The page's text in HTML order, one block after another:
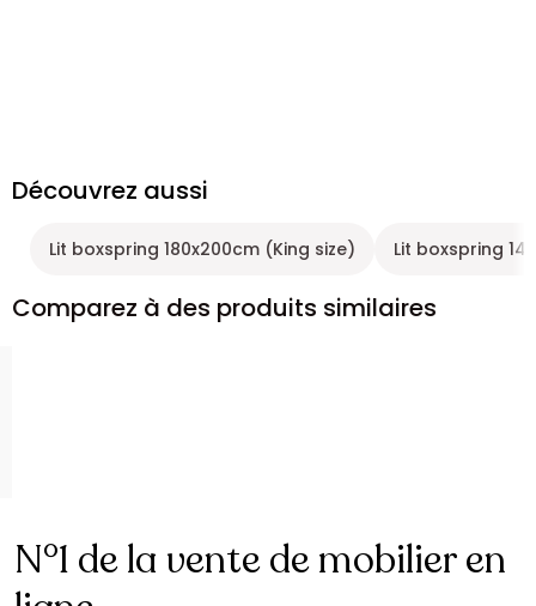
Découvrez aussi
Lit boxspring 180x200cm (King size) Lit boxspring
Comparez à des produits similaires
N°1 de la vente de mobilier en